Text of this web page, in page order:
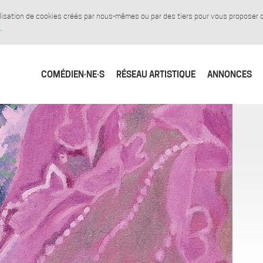
de cookies créés par nous-mêmes ou par des tiers pour vous proposer
.
COMÉDIEN·NE·S RÉSEAU ARTISTIQUE ANNONCES